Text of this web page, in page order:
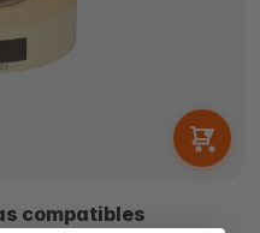
compatibles